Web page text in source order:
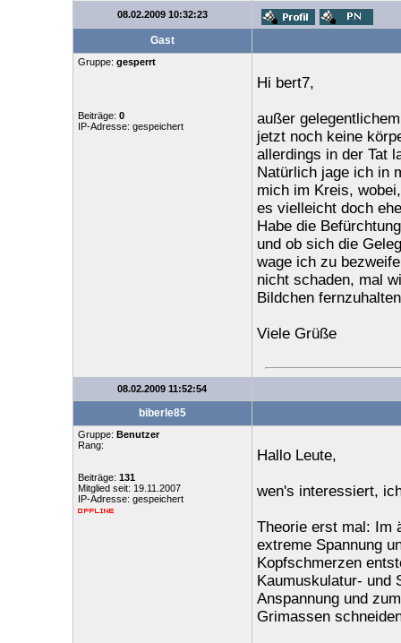
08.02.2009 10:32:23
Gast
Gruppe: gesperrt
Beiträge: 0
IP-Adresse: gespeichert
Hi bert7,
außer
jetzt noch keine
allerdings in der Tat
Natürlich jage ich in
mich im Kreis,
es vielleicht doch
Habe die
und ob sich die
wage ich zu
nicht schaden, mal
Bildchen
Viele Grüße
08.02.2009 11:52:54
biberle85
Gruppe: Benutzer
Rang:
Beiträge: 131
Mitglied seit: 19.11.2007
IP-Adresse: gespeichert
Hallo Leute,
wen's interessiert,
Theorie erst mal: Im
extreme Spannung
Kopfschmerzen
Kaumuskulatur- und
Anspannung und
Grimassen